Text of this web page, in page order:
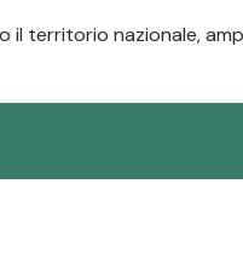
il territorio nazionale,